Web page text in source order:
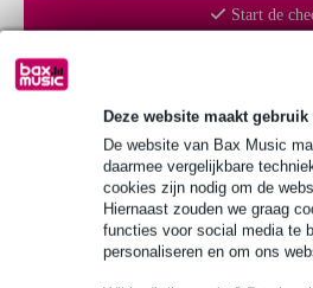
Deze website maakt
De website van Bax Music
daarmee vergelijkbare
cookies zijn nodig om de
Hiernaast zouden we graag
functies voor social media te
personaliseren en om ons
Start de
Productinformatie
Bekijk alle productspecificaties
Bekijk ook eens (4)